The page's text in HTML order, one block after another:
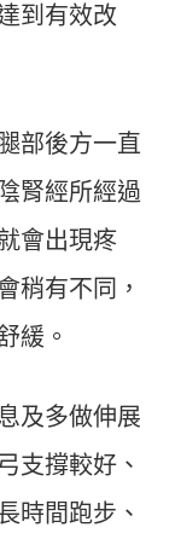
到有效改
部後方一直
腎經所經過
會出現疼
稍有不同，
緩。
及多做伸展
支撐較好、
時間跑步、